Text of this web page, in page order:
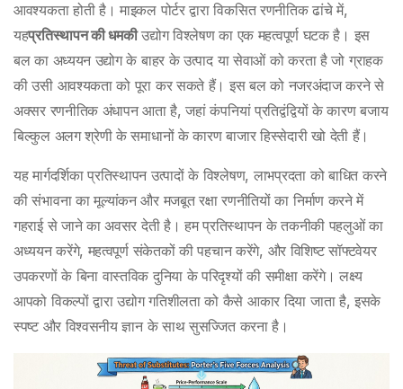
आवश्यकता होती है। माइकल पोर्टर द्वारा विकसित रणनीतिक ढांचे में,
यहप्रतिस्थापन की धमकीउद्योग विश्लेषण का एक महत्वपूर्ण घटक है। इस
बल का अध्ययन उद्योग के बाहर के उत्पाद या सेवाओं को करता है जो ग्राहक
की उसी आवश्यकता को पूरा कर सकते हैं। इस बल को नजरअंदाज करने से
अक्सर रणनीतिक अंधापन आता है, जहां कंपनियां प्रतिद्वंद्वियों के कारण बजाय
बिल्कुल अलग श्रेणी के समाधानों के कारण बाजार हिस्सेदारी खो देती हैं।
यह मार्गदर्शिका प्रतिस्थापन उत्पादों के विश्लेषण, लाभप्रदता को बाधित करने
की संभावना का मूल्यांकन और मजबूत रक्षा रणनीतियों का निर्माण करने में
गहराई से जाने का अवसर देती है। हम प्रतिस्थापन के तकनीकी पहलुओं का
अध्ययन करेंगे, महत्वपूर्ण संकेतकों की पहचान करेंगे, और विशिष्ट सॉफ्टवेयर
उपकरणों के बिना वास्तविक दुनिया के परिदृश्यों की समीक्षा करेंगे। लक्ष्य
आपको विकल्पों द्वारा उद्योग गतिशीलता को कैसे आकार दिया जाता है, इसके
स्पष्ट और विश्वसनीय ज्ञान के साथ सुसज्जित करना है।